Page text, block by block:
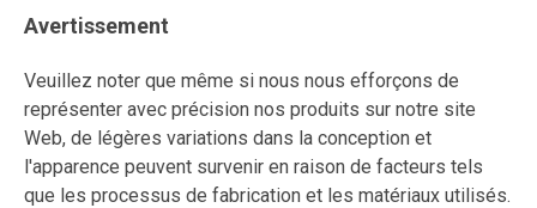
Avertissement
Veuillez noter que même si nous nous efforçons de
représenter avec précision nos produits sur notre site
Web, de légères variations dans la conception et
l'apparence peuvent survenir en raison de facteurs tels
que les processus de fabrication et les matériaux utilisés.